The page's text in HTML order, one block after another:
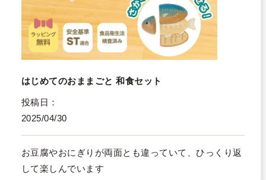
はじめてのおままごと 和食セット
投稿日
2025/04/30
お豆腐やおにぎりが両面とも違っていて、ひっくり返
して楽しんでいます